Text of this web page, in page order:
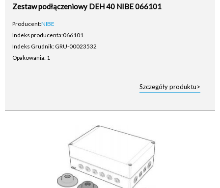
Zestaw podłączeniowy DEH 40 NIBE 066101
Producent:NIBE
Indeks producenta:066101
Indeks Grudnik: GRU-00023532
Opakowania: 1
Szczegóły produktu>